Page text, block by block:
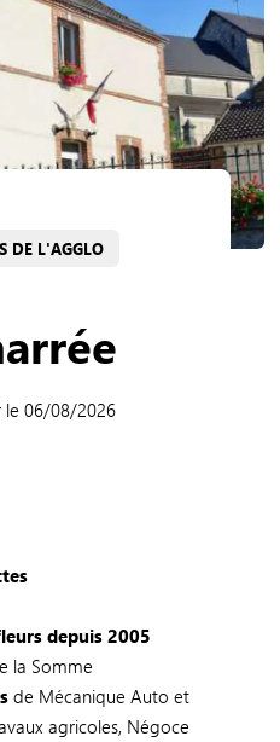
DE L'AGGLO
le 06/08/2026
depuis 2005
la Somme
de Mécanique Auto et
agricoles, Négoce